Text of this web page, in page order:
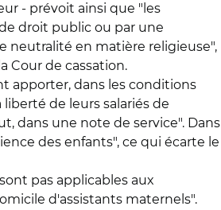
- prévoit ainsi que "les
droit public ou par une
neutralité en matière religieuse",
Cour de cassation.
apporter, dans les conditions
liberté de leurs salariés de
dans une note de service". Dans
des enfants", ce qui écarte le
pas applicables aux
d'assistants maternels".